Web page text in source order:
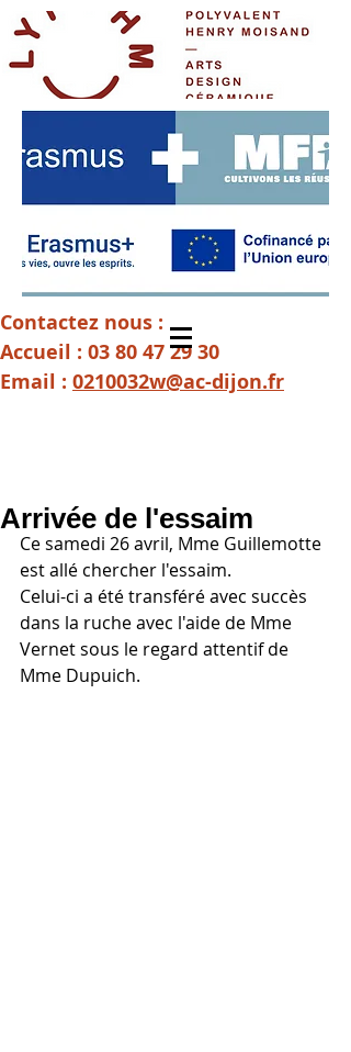
Contactez nous :
Accueil : 03 80 47 29 30
Email : 0210032w@ac-dijon.fr
Arrivée de l'essaim
Ce samedi 26 avril, Mme Guillemotte
est allé chercher l'essaim.
Celui-ci a été transféré avec succès
dans la ruche avec l'aide de Mme
Vernet sous le regard attentif de
Mme Dupuich.